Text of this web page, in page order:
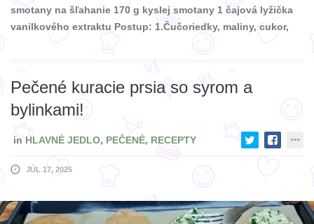
smotany na šľahanie 170 g kyslej smotany 1 čajová lyžička
vanilkového extraktu Postup: 1.Čučoriedky, maliny, cukor,
Pečené kuracie prsia so syrom a
bylinkami!
in HLAVNÉ JEDLO, PEČENÉ, RECEPTY
JÚL 17, 2025